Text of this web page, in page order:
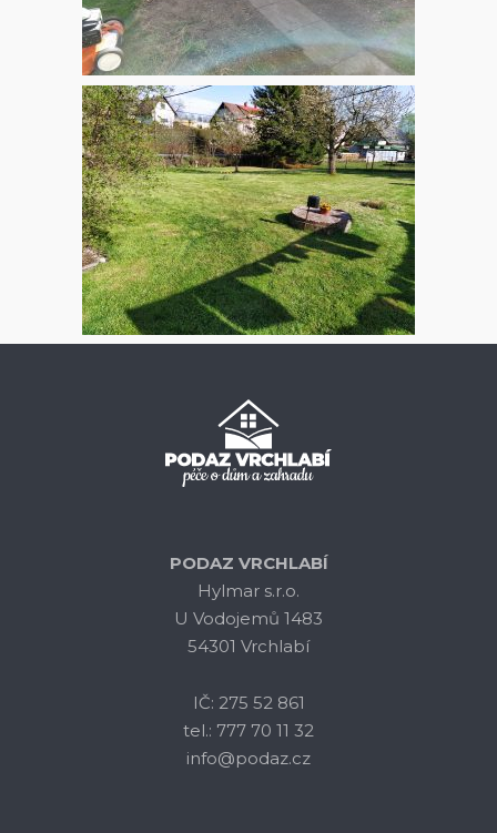
PODAZ VRCHLABÍ
Hylmar s.r.o.
U Vodojemů 1483
54301 Vrchlabí
IČ: 275 52 861
tel.: 777 70 11 32
info@podaz.cz